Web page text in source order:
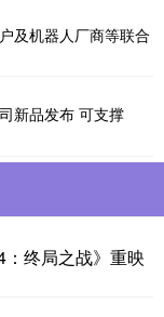
及机器人厂商等联合
新品发布 可支撑
终局之战》重映